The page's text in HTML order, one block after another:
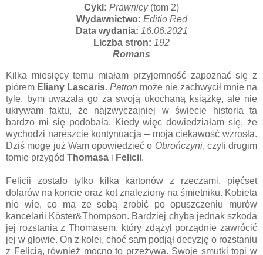
Cykl: Prawnicy (tom 2)
Wydawnictwo: Editio Red
Data wydania: 16.06.2021
Liczba stron: 192
Romans
Kilka miesięcy temu miałam przyjemność zapoznać się z
piórem Eliany Lascaris. Patron może nie zachwycił mnie na
tyle, bym uważała go za swoją ukochaną książkę, ale nie
ukrywam faktu, że najzwyczajniej w świecie historia ta
bardzo mi się podobała. Kiedy więc dowiedziałam się, że
wychodzi nareszcie kontynuacja – moja ciekawość wzrosła.
Dziś mogę już Wam opowiedzieć o Obrończyni, czyli drugim
tomie przygód Thomasa i Felicii.
Felicii zostało tylko kilka kartonów z rzeczami, pięćset
dolarów na koncie oraz kot znaleziony na śmietniku. Kobieta
nie wie, co ma ze sobą zrobić po opuszczeniu murów
kancelarii Köster&Thompson. Bardziej chyba jednak szkoda
jej rozstania z Thomasem, który zdążył porządnie zawrócić
jej w głowie. On z kolei, choć sam podjął decyzję o rozstaniu
z Felicią, również mocno to przeżywa. Swoje smutki topi w